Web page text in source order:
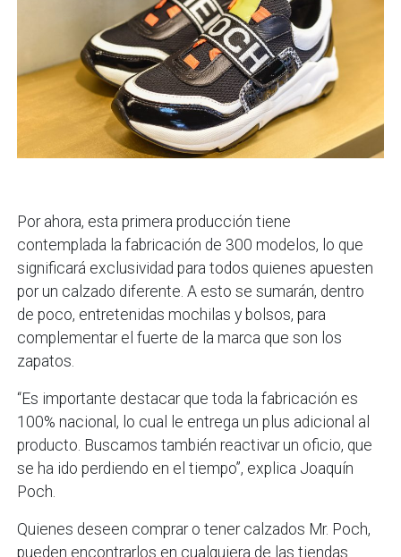
Por ahora, esta primera producción tiene
contemplada la fabricación de 300 modelos, lo que
significará exclusividad para todos quienes apuesten
por un calzado diferente. A esto se sumarán, dentro
de poco, entretenidas mochilas y bolsos, para
complementar el fuerte de la marca que son los
zapatos.
“Es importante destacar que toda la fabricación es
100% nacional, lo cual le entrega un plus adicional al
producto. Buscamos también reactivar un oficio, que
se ha ido perdiendo en el tiempo”, explica Joaquín
Poch.
Quienes deseen comprar o tener calzados Mr. Poch,
pueden encontrarlos en cualquiera de las tiendas